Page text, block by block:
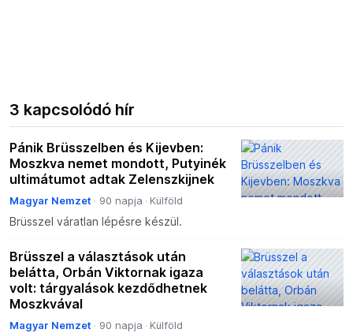
3 kapcsolódó hír
Pánik Brüsszelben és Kijevben:
Moszkva nemet mondott, Putyinék
ultimátumot adtak Zelenszkijnek
Magyar Nemzet 90 napja Külföld
Brüsszel váratlan lépésre készül.
Brüsszel a választások után
belátta, Orbán Viktornak igaza
volt: tárgyalások kezdődhetnek
Moszkvával
Magyar Nemzet 90 napja Külföld